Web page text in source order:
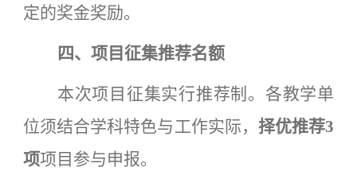
定的奖金奖励。
四、 项目征集推荐名额
本次项目征集实行推荐制。各教学单
位须结合学科特色与工作实际， 择优推荐3
项项目参与申报。